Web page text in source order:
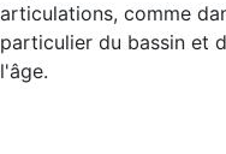
articulations, comme
particulier du bassin et
l'âge.